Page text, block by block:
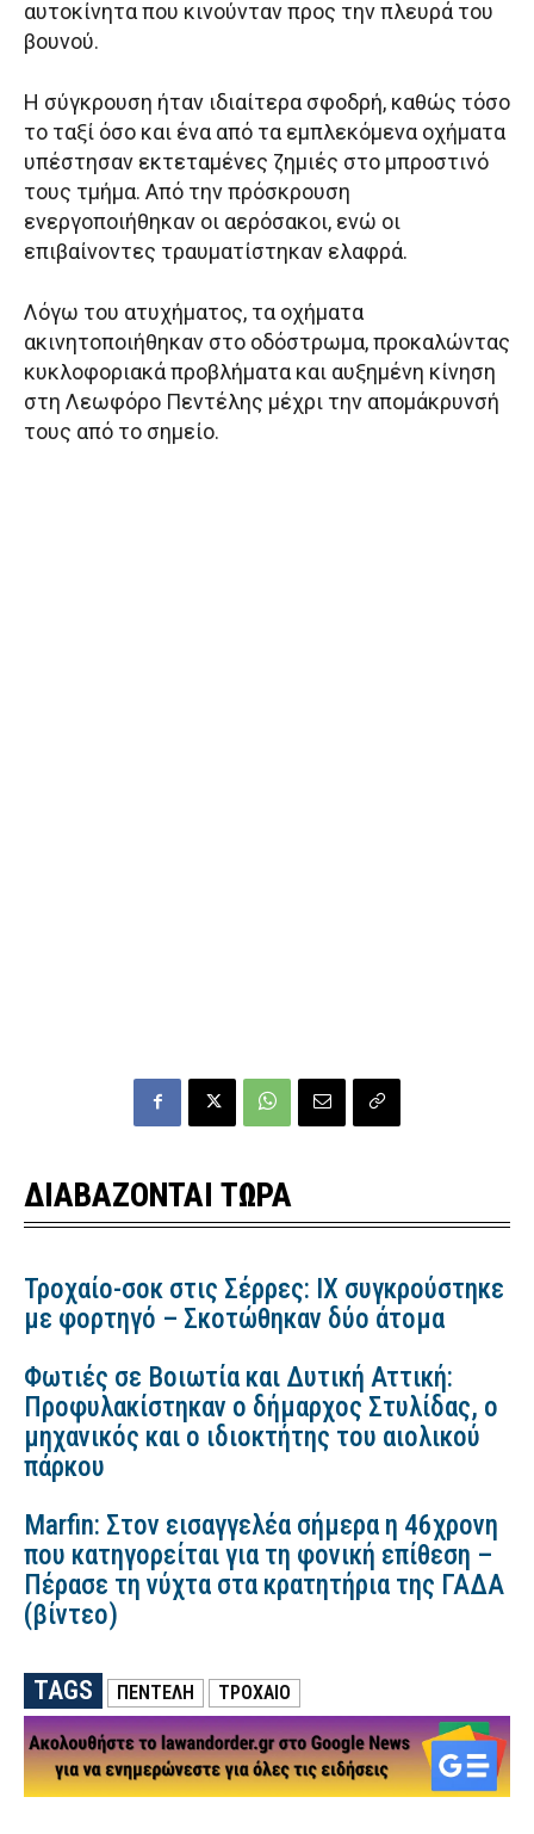
αυτοκίνητα που κινούνταν προς την πλευρά του
βουνού.
Η σύγκρουση ήταν ιδιαίτερα σφοδρή, καθώς τόσο
το ταξί όσο και ένα από τα εμπλεκόμενα οχήματα
υπέστησαν εκτεταμένες ζημιές στο μπροστινό
τους τμήμα. Από την πρόσκρουση
ενεργοποιήθηκαν οι αερόσακοι, ενώ οι
επιβαίνοντες τραυματίστηκαν ελαφρά.
Λόγω του ατυχήματος, τα οχήματα
ακινητοποιήθηκαν στο οδόστρωμα, προκαλώντας
κυκλοφοριακά προβλήματα και αυξημένη κίνηση
στη Λεωφόρο Πεντέλης μέχρι την απομάκρυνσή
τους από το σημείο.
ΔΙΑΒΑΖΟΝΤΑΙ ΤΩΡΑ
Τροχαίο-σοκ στις Σέρρες: ΙΧ συγκρούστηκε
με φορτηγό – Σκοτώθηκαν δύο άτομα
Φωτιές σε Βοιωτία και Δυτική Αττική:
Προφυλακίστηκαν ο δήμαρχος Στυλίδας, ο
μηχανικός και ο ιδιοκτήτης του αιολικού
πάρκου
Marfin: Στον εισαγγελέα σήμερα η 46χρονη
που κατηγορείται για τη φονική επίθεση –
Πέρασε τη νύχτα στα κρατητήρια της ΓΑΔΑ
(βίντεο)
TAGS ΠΕΝΤΕΛΗ ΤΡΟΧΑΙΟ